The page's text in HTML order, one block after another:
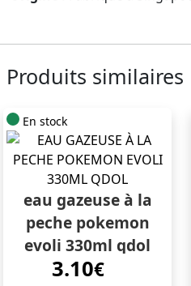
Produits similaires
En stock
eau gazeuse à la
peche pokemon
evoli 330ml qdol
3.10€